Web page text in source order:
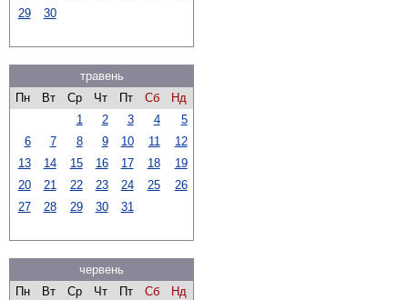
29
30
травень
Пн
Вт Ср Чт Пт Сб
Нд
1
2 3 4
5
6
7 8 9 10 11
12
13
14 15 16 17 18
19
20
21 22 23 24 25
26
27
28 29 30 31
червень
Пн
Вт Ср Чт Пт Сб
Нд